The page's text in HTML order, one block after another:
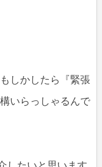
しかしたら『緊張
いらっしゃるんで